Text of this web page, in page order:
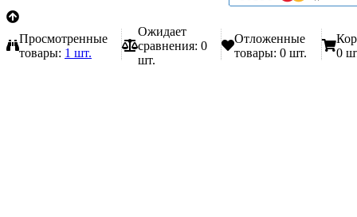
Просмотренные
товары: 1 шт.
Ожидает
сравнения: 0
шт.
Отложенные
товары: 0 шт.
0